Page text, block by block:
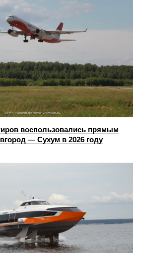
воспользовались прямым
— Сухум в 2026 году